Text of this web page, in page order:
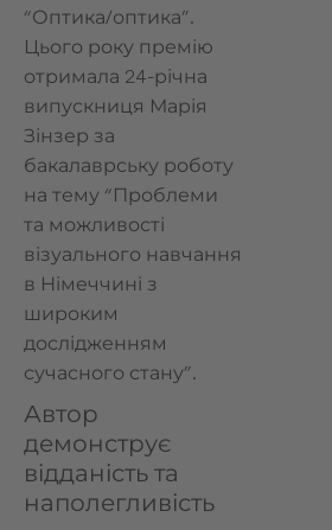
“Оптика/оптика”.
Цього року премію
отримала 24-річна
випускниця Марія
Зінзер за
бакалаврську роботу
на тему “Проблеми
та можливості
візуального навчання
в Німеччині з
широким
дослідженням
сучасного стану”.
Автор
демонструє
відданість та
наполегливість